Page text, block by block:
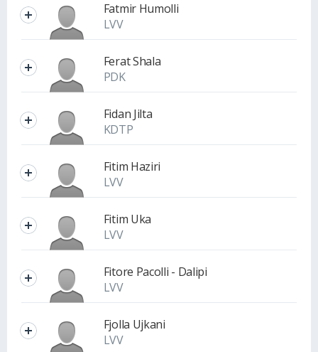
Fatmir Humolli
LVV
Ferat Shala
PDK
Fidan Jilta
KDTP
Fitim Haziri
LVV
Fitim Uka
LVV
Fitore Pacolli - Dalipi
LVV
Fjolla Ujkani
LVV